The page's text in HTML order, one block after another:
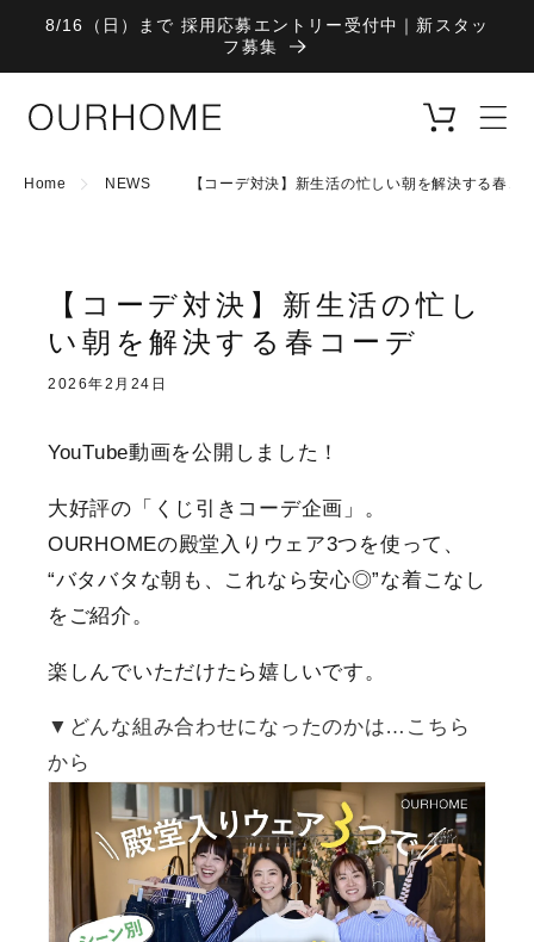
ンツに
8/16（日）まで 採用応募エントリー受付中｜新スタッ
フ募集
カ
ー
Home NEWS 【コーデ対決】新生活の忙しい朝を解決する春コ
【コーデ対決】新生活の忙し
い朝を解決する春コーデ
2026年2月24日
YouTube動画を公開しました！
大好評の「くじ引きコーデ企画」。
OURHOMEの殿堂入りウェア3つを使って、
“バタバタな朝も、これなら安心◎”な着こなし
をご紹介。
楽しんでいただけたら嬉しいです。
▼ どんな組み合わせになったのかは…こちら
から